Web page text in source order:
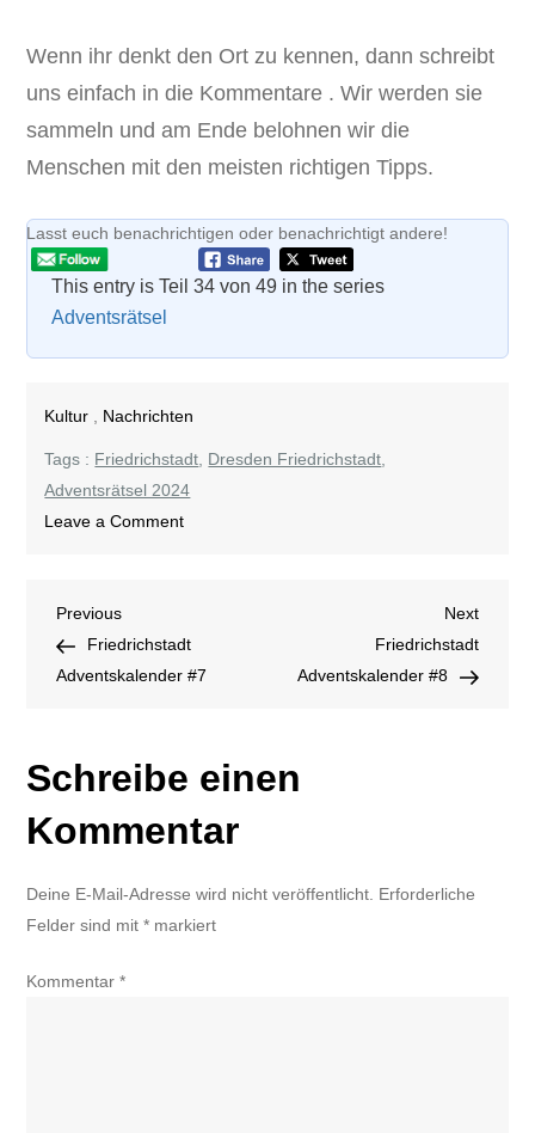
Wenn ihr denkt den Ort zu kennen, dann schreibt
uns einfach in die Kommentare . Wir werden sie
sammeln und am Ende belohnen wir die
Menschen mit den meisten richtigen Tipps.
Lasst euch benachrichtigen oder benachrichtigt andere!
This entry is Teil 34 von 49 in the series
Adventsrätsel
Kultur , Nachrichten
Tags : Friedrichstadt, Dresden Friedrichstadt,
Adventsrätsel 2024
Leave a Commenton
Beitragsnavigation
Previous
Post
Previous
Friedrichstadt
Adventskalender #7
Next
Post
Next
Friedrichstadt
Adventskalender #8
Schreibe einen
Kommentar
Deine E-Mail-Adresse wird nicht veröffentlicht. Erforderliche
Felder sind mit* markiert
Kommentar*